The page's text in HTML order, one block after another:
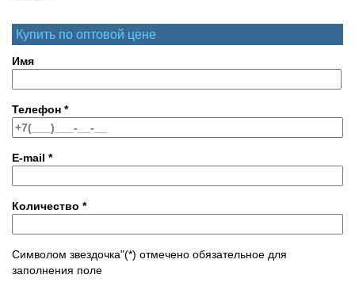
Купить по оптовой цене
Имя
Телефон *
E-mail *
Количество *
Символом звездочка"(*) отмечено обязательное для
заполнения поле